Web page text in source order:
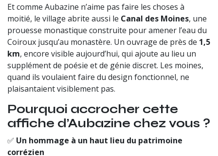
Et comme Aubazine n’aime pas faire les choses à
moitié, le village abrite aussi le Canal des Moines, une
prouesse monastique construite pour amener l’eau du
Coiroux jusqu’au monastère. Un ouvrage de près de 1,5
km, encore visible aujourd’hui, qui ajoute au lieu un
supplément de poésie et de génie discret. Les moines,
quand ils voulaient faire du design fonctionnel, ne
plaisantaient visiblement pas.
Pourquoi accrocher cette
affiche d’Aubazine chez vous ?
✅ Un hommage à un haut lieu du patrimoine
corrézien